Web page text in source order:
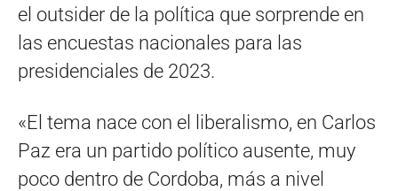
el outsider de la política que sorprende en
las encuestas nacionales para las
presidenciales de 2023.
«El tema nace con el liberalismo, en Carlos
Paz era un partido político ausente, muy
poco dentro de Cordoba, más a nivel